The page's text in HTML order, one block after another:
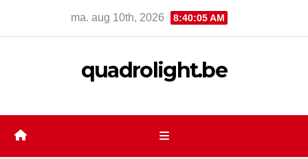
ma. aug 10th, 2026 8:40:06 AM
quadrolight.be